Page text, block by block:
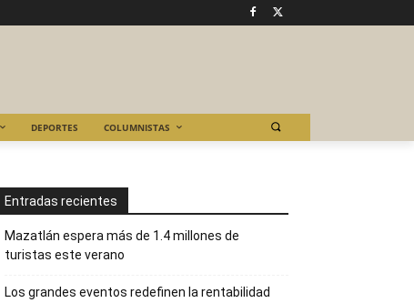
DEPORTES COLUMNISTAS
Entradas recientes
Mazatlán espera más de 1.4 millones de
turistas este verano
Los grandes eventos redefinen la rentabilidad